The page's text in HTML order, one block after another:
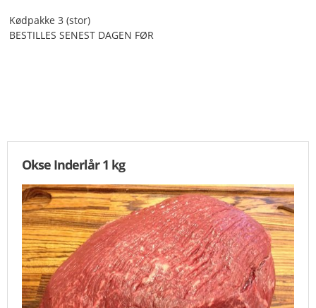
Kødpakke 3 (stor)
BESTILLES SENEST DAGEN FØR
Okse Inderlår 1 kg